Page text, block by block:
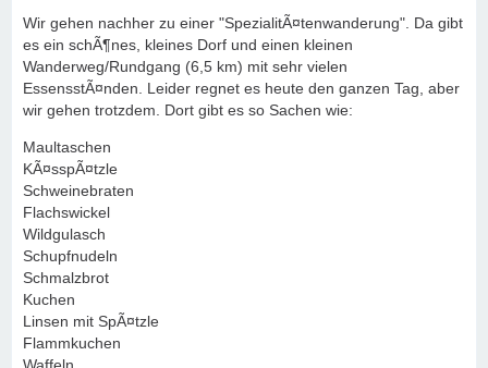
Wir gehen nachher zu einer "SpezialitÃ¤tenwanderung". Da gibt
es ein schÃ¶nes, kleines Dorf und einen kleinen
Wanderweg/Rundgang (6,5 km) mit sehr vielen
EssensstÃ¤nden. Leider regnet es heute den ganzen Tag, aber
wir gehen trotzdem. Dort gibt es so Sachen wie:
Maultaschen
KÃ¤sspÃ¤tzle
Schweinebraten
Flachswickel
Wildgulasch
Schupfnudeln
Schmalzbrot
Kuchen
Linsen mit SpÃ¤tzle
Flammkuchen